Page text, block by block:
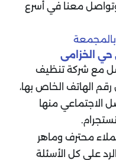
وتواصل معنا في أسرع
حي الخزامى
مع شركة تنظيف
الهاتف الخاص بها،
الاجتماعي منها
محترف وماهر
على كل الأسئلة